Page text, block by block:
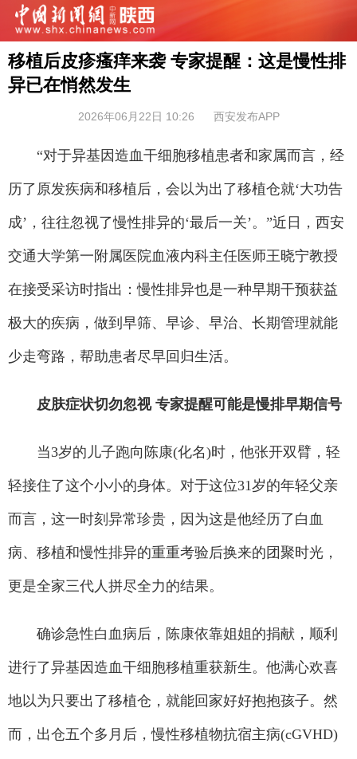
移植后皮疹瘙痒来袭 专家提醒：这是慢性排
异已在悄然发生
2026年06月22日 10:26 西安发布APP
“对于异基因造血干细胞移植患者和家属而言，经
历了原发疾病和移植后，会以为出了移植仓就‘大功告
成’，往往忽视了慢性排异的‘最后一关’。”近日，西安
交通大学第一附属医院血液内科主任医师王晓宁教授
在接受采访时指出：慢性排异也是一种早期干预获益
极大的疾病，做到早筛、早诊、早治、长期管理就能
少走弯路，帮助患者尽早回归生活。
皮肤症状切勿忽视 专家提醒可能是慢排早期信号
当3岁的儿子跑向陈康(化名)时，他张开双臂，轻
轻接住了这个小小的身体。对于这位31岁的年轻父亲
而言，这一时刻异常珍贵，因为这是他经历了白血
病、移植和慢性排异的重重考验后换来的团聚时光，
更是全家三代人拼尽全力的结果。
确诊急性白血病后，陈康依靠姐姐的捐献，顺利
进行了异基因造血干细胞移植重获新生。他满心欢喜
地以为只要出了移植仓，就能回家好好抱抱孩子。然
而，出仓五个多月后，慢性移植物抗宿主病(cGVHD)